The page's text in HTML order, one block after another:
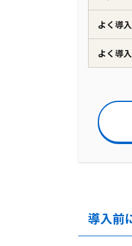
よく導
よく導
導入前